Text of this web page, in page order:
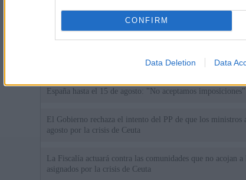
CONFIRM
Data Deletion Data
El Gobierno da un ultimátum a Italia: o levanta los
España hasta el 15 de agosto: "No aceptamos imposiciones"
El Gobierno rechaza el intento del PP de que los ministros
agosto por la crisis de Ceuta
La Fiscalía actuará contra las comunidades que no acojan a
asignados por la crisis de Ceuta